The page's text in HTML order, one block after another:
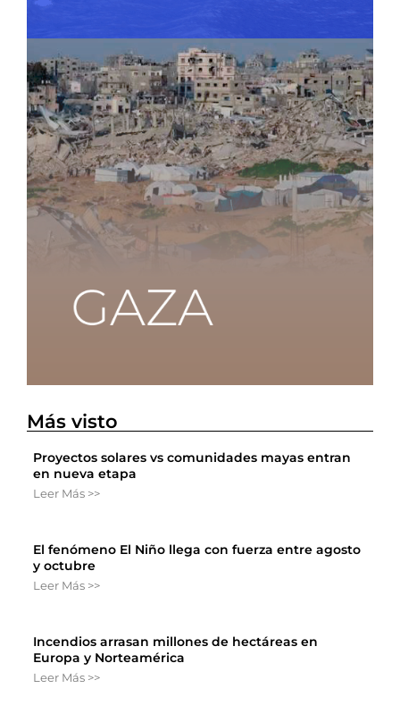
Más visto
Proyectos solares vs comunidades mayas entran
en nueva etapa
Leer Más >>
El fenómeno El Niño llega con fuerza entre agosto
y octubre
Leer Más >>
Incendios arrasan millones de hectáreas en
Europa y Norteamérica
Leer Más >>